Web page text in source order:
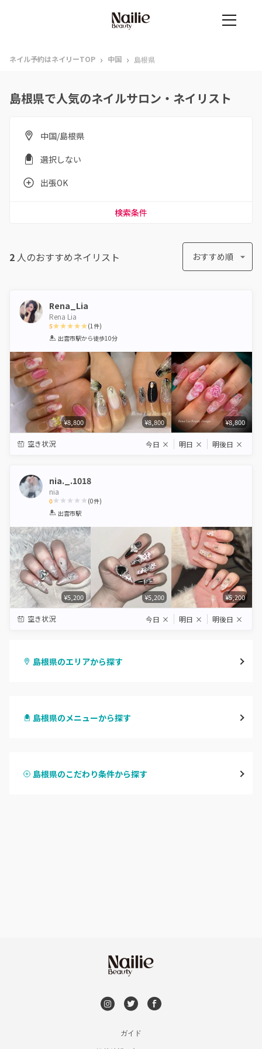
ネイル予約はネイリーTOP › 中国 › 島根県
島根県で人気のネイルサロン・ネイリスト
中国/島根県
選択しない
出張OK
検索条件
2 人のおすすめネイリスト おすすめ順
Rena_Lia
Rena Lia
5
1 2 3 4 5
(1件)
出雲市駅から徒歩10分
¥8,800 ¥8,800 ¥8,800
空き状況 今日 × 明日 × 明後日 ×
nia._.1018
nia
0
1 2 3 4 5
(0件)
出雲市駅
¥5,200 ¥5,200 ¥5,200
空き状況 今日 × 明日 × 明後日 ×
島根県のエリアから探す
出雲・雲南
島根県のメニューから探す
ハンドスカルプ
島根県のこだわり条件から探す
ガイド